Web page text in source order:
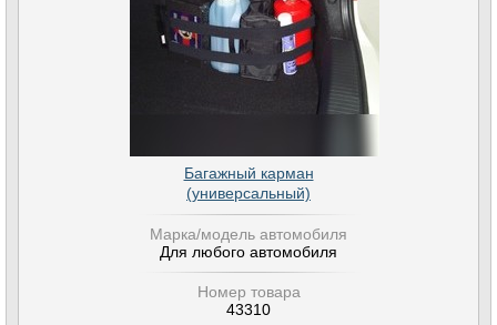
Багажный карман
(универсальный)
Марка/модель автомобиля
Для любого автомобиля
Номер товара
43310